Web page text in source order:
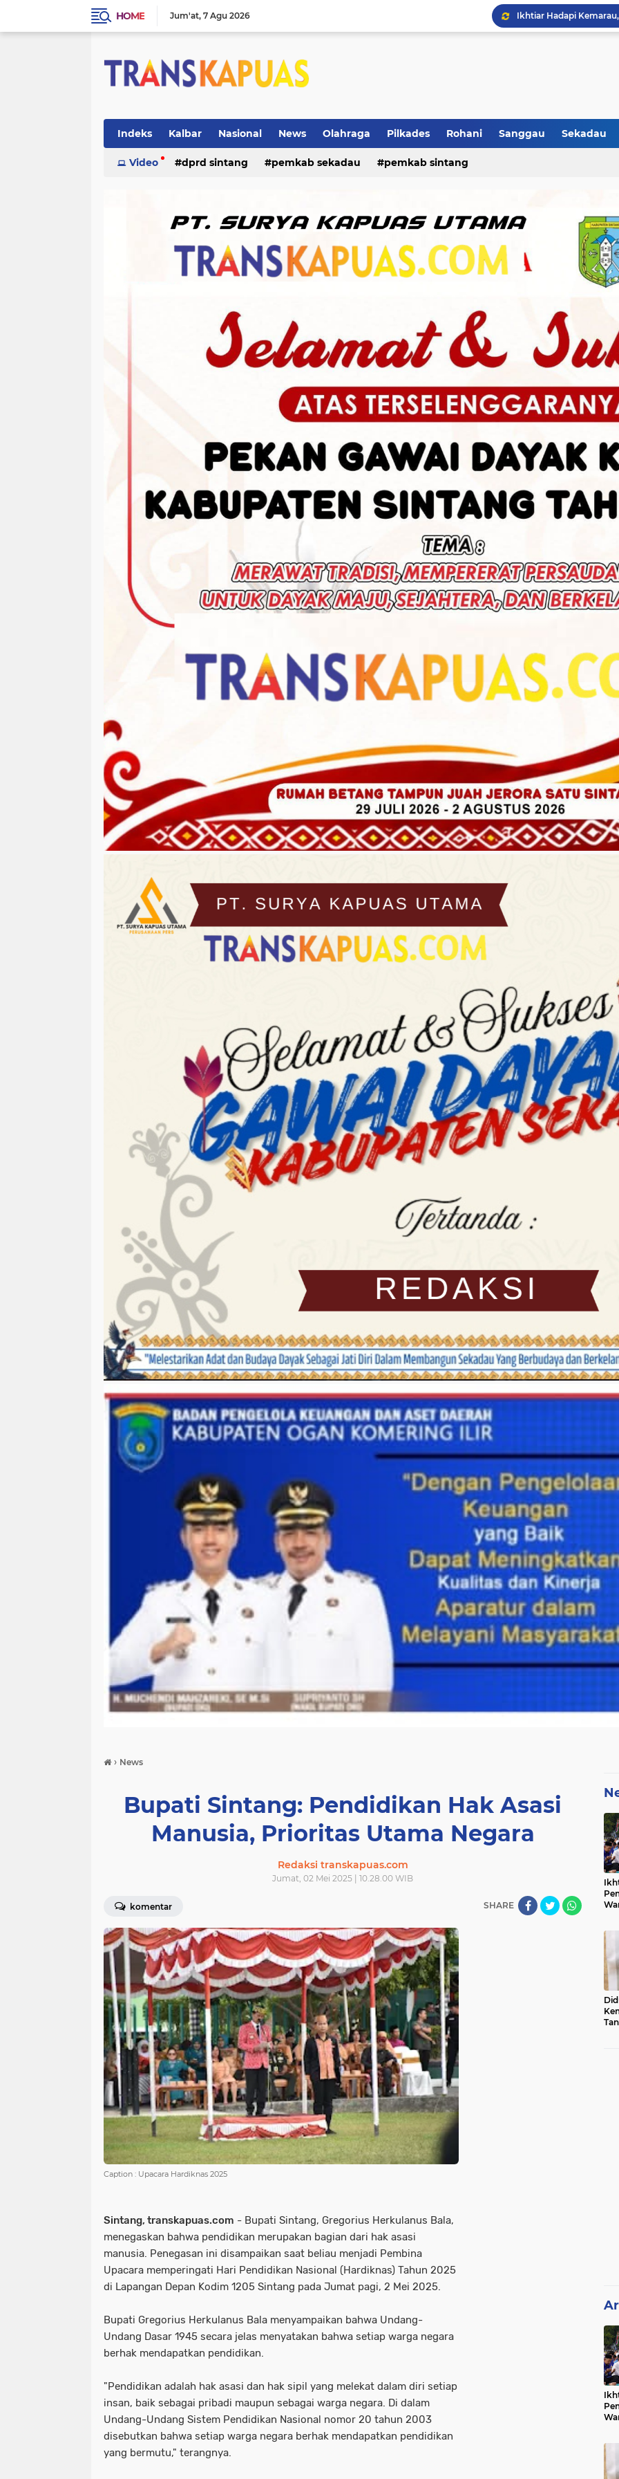
HOME Jum'at 7 Agu 2026
Ban Selip, Mobil Oleng
Indeks Kalbar Nasional News Olahraga Pilkades Rohani Sanggau Sekadau
ketapang kriminal
Video dprd sintang pemkab sekadau pemkab sintang
› News
Bupati Sintang: Pendidikan Hak Asasi
Manusia, Prioritas Utama Negara
Redaksi transkapuas.com
Jumat, 02 Mei 2025 | 10.28.00 WIB
komentar SHARE
Caption : Upacara Hardiknas 2025
Sintang, transkapuas.com - Bupati Sintang, Gregorius Herkulanus Bala,
menegaskan bahwa pendidikan merupakan bagian dari hak asasi
manusia. Penegasan ini disampaikan saat beliau menjadi Pembina
Upacara memperingati Hari Pendidikan Nasional (Hardiknas) Tahun 2025
di Lapangan Depan Kodim 1205 Sintang pada Jumat pagi, 2 Mei 2025.
Bupati Gregorius Herkulanus Bala menyampaikan bahwa Undang-
Undang Dasar 1945 secara jelas menyatakan bahwa setiap warga negara
berhak mendapatkan pendidikan.
"Pendidikan adalah hak asasi dan hak sipil yang melekat dalam diri setiap
insan, baik sebagai pribadi maupun sebagai warga negara. Di dalam
Undang-Undang Sistem Pendidikan Nasional nomor 20 tahun 2003
disebutkan bahwa setiap warga negara berhak mendapatkan pendidikan
yang bermutu," terangnya.